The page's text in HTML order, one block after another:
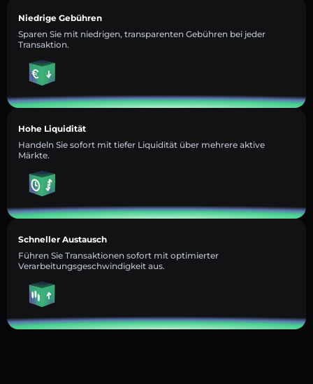
Niedrige Gebühren
Sparen Sie mit niedrigen, transparenten Gebühren bei jeder
Transaktion.
Hohe Liquidität
Handeln Sie sofort mit tiefer Liquidität über mehrere aktive
Märkte.
Schneller Austausch
Führen Sie Transaktionen sofort mit optimierter
Verarbeitungsgeschwindigkeit aus.